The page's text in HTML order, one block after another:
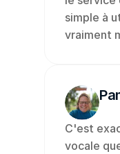
simple à
vraiment
C'est
vocale